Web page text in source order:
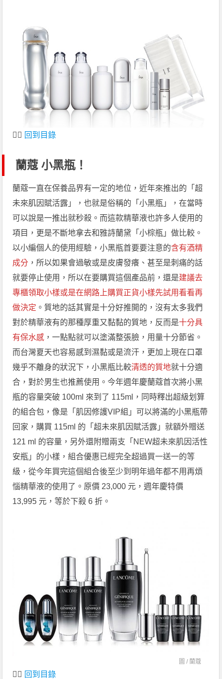
👆🏻 回到目錄
蘭蔻 小黑瓶！
蘭蔻一直在保養品界有一定的地位，近年來推出的「超
未來肌因賦活露」，也就是俗稱的「小黑瓶」，在當時
可以說是一推出就秒殺。而這款精華液也許多人使用的
項目，更是不斷地拿去和雅詩蘭黛「小棕瓶」做比較。
以小編個人的使用經驗，小黑瓶首要要注意的含有酒精
成分 ，所以如果會過敏或是皮膚發癢、甚至是刺痛的話
就要停止使用，所以在要購買這個產品前，還是建議去
專櫃領取小樣或是在網路上購買正貨小樣先試用看看再
做決定 。質地的話其實是十分好推開的，沒有太多我們
對於精華液有的那種厚重又黏黏的質地，反而是十分具
有保水感 ，一點點就可以塗滿整張臉，用量十分節省。
而台灣夏天也容易感到濕黏或是流汗，更加上現在口罩
幾乎不離身的狀況下，小黑瓶比較清透的質地就十分適
合，對於男生也推薦使用。今年週年慶蘭蔻首次將小黑
瓶的容量突破 100ml 來到了 115ml，同時釋出超級划算
的組合包，像是「肌因修護VIP組」可以將滿的小黑瓶帶
回家，購買 115ml 的「超未來肌因賦活露」就額外贈送
121 ml 的容量，另外還附贈兩支「NEW超未來肌因活性
安瓶」的小樣，組合優惠已經完全超過買一送一的等
級，從今年買完這個組合後至少到明年過年都不用再煩
惱精華液的使用了。原價 23,000 元，週年慶特價
13,995 元，等於下殺 6 折。
圖 / 蘭蔻
👆🏻 回到目錄